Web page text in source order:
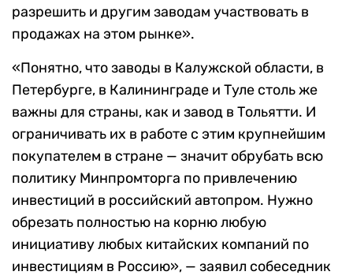
разрешить и другим заводам участвовать в
продажах на этом рынке».
«Понятно, что заводы в Калужской области, в
Петербурге, в Калининграде и Туле столь же
важны для страны, как и завод в Тольятти. И
ограничивать их в работе с этим крупнейшим
покупателем в стране — значит обрубать всю
политику Минпромторга по привлечению
инвестиций в российский автопром. Нужно
обрезать полностью на корню любую
инициативу любых китайских компаний по
инвестициям в Россию», — заявил собеседник